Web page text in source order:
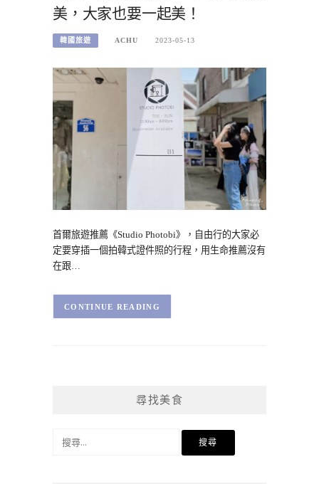
美，大家也要一起美！
韓國旅遊 ACHU 2023-05-13
首爾旅遊推薦《Studio Photobi》，自由行的大家必
定要穿插一個拍韓式證件照的行程，用生命推薦沒有
在跟…
CONTINUE READING
尋找美食